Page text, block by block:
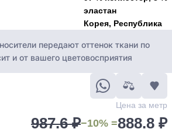
эластан
Корея, Республика
передают оттенок ткани по
и от вашего цветовосприятия
Цена за метр
987.6 ₽−10% =888.8 ₽